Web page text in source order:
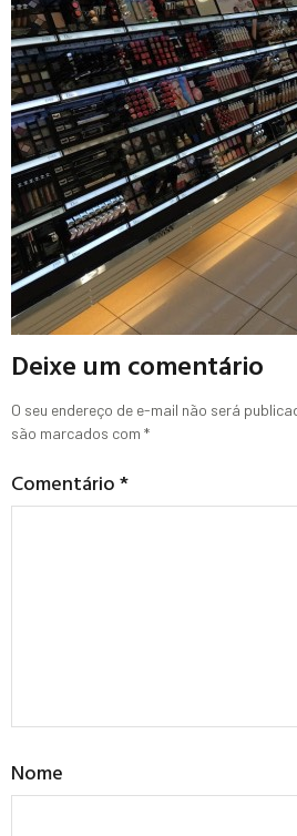
Deixe um comentário
O seu endereço de e-mail não será
são marcados com *
Comentário*
Nome